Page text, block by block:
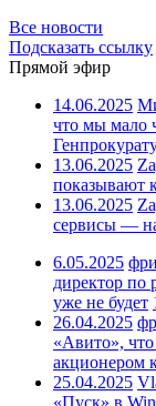
Все новости
Подсказать ссылку
Прямой эфир
14.06.2025
что мы мало
13.06.2025
показывают
13.06.2025
сервисы —
6.05.2025
директор по
уже не будет
26.04.2025
«Авито»,
акционером
25.04.2025
«Пуск» в